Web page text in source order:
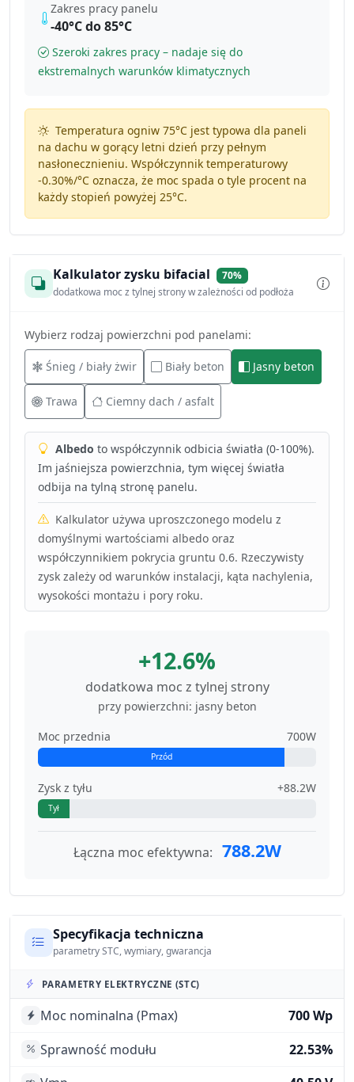
Zakres pracy panelu
-40°C do 85°C
Szeroki zakres pracy – nadaje się do
ekstremalnych warunków klimatycznych
Temperatura ogniw 75°C jest typowa dla paneli
na dachu w gorący letni dzień przy pełnym
nasłonecznieniu. Współczynnik temperaturowy
-0.30%/°Coznacza, że moc spada o tyle procent na
każdy stopień powyżej 25°C.
Kalkulator zysku bifacial
70%
dodatkowa moc z tylnej strony w zależności od podłoża
Wybierz rodzaj powierzchni pod panelami:
Śnieg / biały żwir Biały beton Jasny beton
Trawa Ciemny dach / asfalt
Albedo to współczynnik odbicia światła (0-100%).
Im jaśniejsza powierzchnia, tym więcej światła
odbija na tylną stronę panelu.
Kalkulator używa uproszczonego modelu z
domyślnymi wartościami albedo oraz
współczynnikiem pokrycia gruntu 0.6. Rzeczywisty
zysk zależy od warunków instalacji, kąta nachylenia,
wysokości montażu i pory roku.
+12.6%
dodatkowa moc z tylnej strony
przy powierzchni: jasny beton
Moc przednia
700W
Przód
Zysk z tyłu +88.2W
Tył
Łączna moc efektywna: 788.2W
Specyfikacja techniczna
parametry STC, wymiary, gwarancja
PARAMETRY ELEKTRYCZNE (STC)
Moc nominalna (Pmax)
700 Wp
Sprawność modułu
22.53%